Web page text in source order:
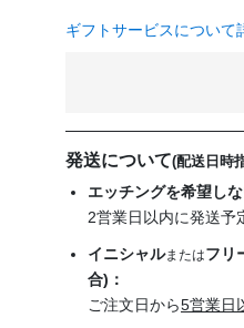
発送について(配送日時
エッチングを希望しな
2営業日以内に発送予
イニシャルまたはフリ
合)：
ご注文日から5営業日
ギフトサービスについて